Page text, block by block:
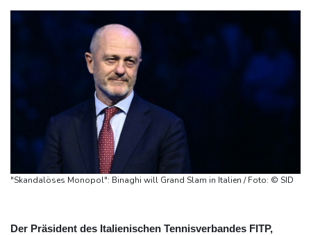
"Skandalöses Monopol": Binaghi will Grand Slam in Italien / Foto: © SID
Der Präsident des Italienischen Tennisverbandes FITP,